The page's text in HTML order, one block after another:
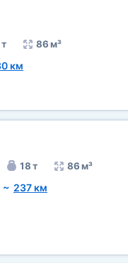
86 м³
км
18 т 86 м³
~ 237 км